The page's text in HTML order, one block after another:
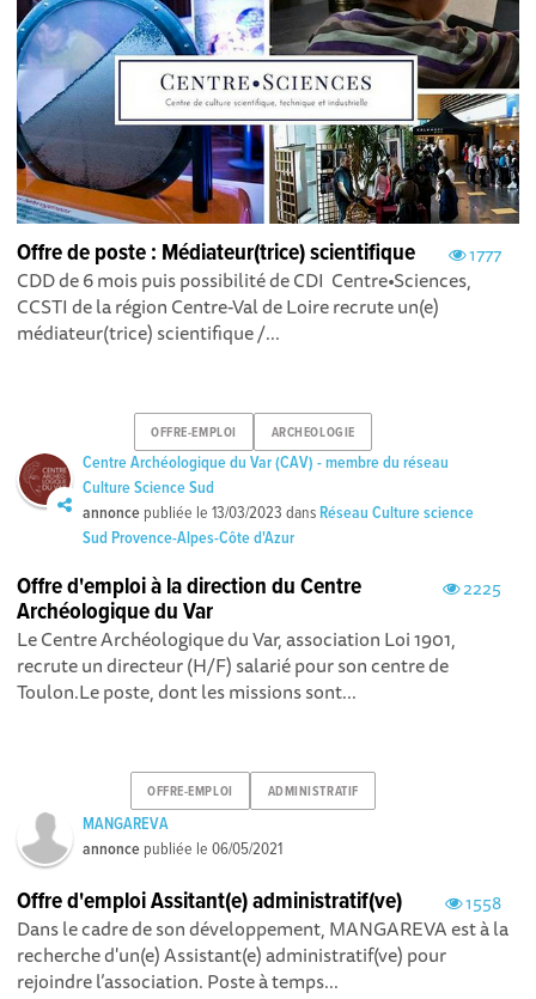
1777
Offre de poste : Médiateur(trice) scientifique
CDD de 6 mois puis possibilité de CDI Centre•Sciences,
CCSTI de la région Centre-Val de Loire recrute un(e)
médiateur(trice) scientifique /...
OFFRE-EMPLOI ARCHEOLOGIE
Centre Archéologique du Var (CAV) - membre du réseau
Culture Science Sud
annonce publiée le13/03/2023 dans Réseau Culture science
Sud Provence-Alpes-Côte d'Azur
2225
Offre d'emploi à la direction du Centre
Archéologique du Var
Le Centre Archéologique du Var, association Loi 1901,
recrute un directeur (H/F) salarié pour son centre de
Toulon.Le poste, dont les missions sont...
OFFRE-EMPLOI ADMINISTRATIF
MANGAREVA
annonce publiée le06/05/2021
1558
Offre d'emploi Assitant(e) administratif(ve)
Dans le cadre de son développement, MANGAREVA est à la
recherche d'un(e) Assistant(e) administratif(ve) pour
rejoindre l’association. Poste à temps...